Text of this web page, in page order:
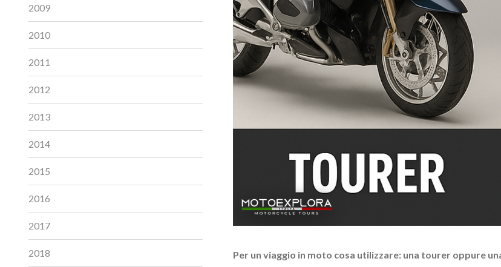
Per un viaggio in moto cosa utilizzare: una tourer oppure
2009
2010
2011
2012
2013
2014
2015
2016
2017
2018